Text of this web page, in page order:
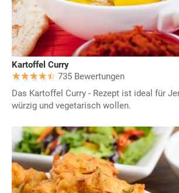
Kartoffel Curry
735 Bewertungen
Das Kartoffel Curry - Rezept ist ideal für
würzig und vegetarisch wollen.